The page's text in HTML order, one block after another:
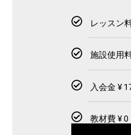
レッスン
施設使用
入会金 ¥
教材費 ¥ 0